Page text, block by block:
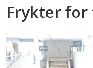
Frykter